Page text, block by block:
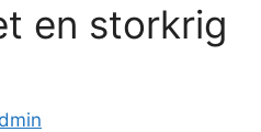
en storkrig